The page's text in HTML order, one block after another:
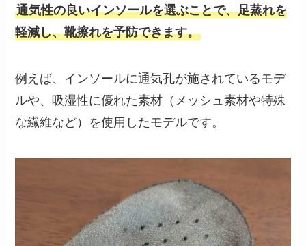
通気性の良いインソールを選ぶことで、足蒸れを
軽減し、靴擦れを予防できます。
例えば、インソールに通気孔が施されているモデ
ルや、吸湿性に優れた素材（メッシュ素材や特殊
な繊維など）を使用したモデルです。